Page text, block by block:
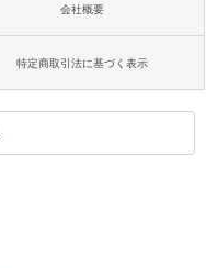
会社概要
特定商取引法に基づく表示